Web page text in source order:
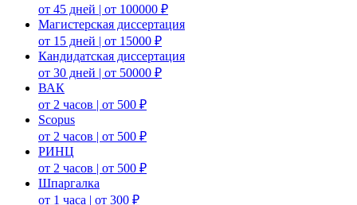
от 45 дней | от 100000 ₽
Магистерская диссертация
от 15 дней | от 15000 ₽
Кандидатская диссертация
от 30 дней | от 50000 ₽
ВАК
от 2 часов | от 500 ₽
Scopus
от 2 часов | от 500 ₽
РИНЦ
от 2 часов | от 500 ₽
Шпаргалка
от 1 часа | от 300 ₽